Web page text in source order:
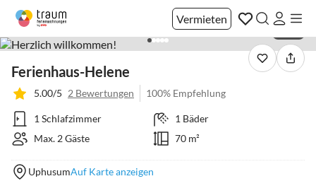
Vermieten
Ferienhaus-Helene
5.00/5 2 Bewertungen 100% Empfehlung
1 Schlafzimmer
1 Bäder
Max. 2 Gäste
70 m²
UphusumAuf Karte anzeigen